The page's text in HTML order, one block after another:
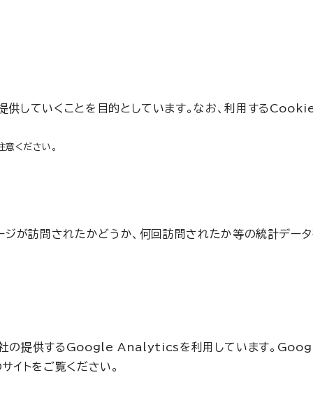
ていくことを目的としています。なお、利用する
ください。
訪問されたかどうか、何回訪問されたか等の統計デ
社の提供するGoogle Analyticsを利用しています。
トをご覧ください。